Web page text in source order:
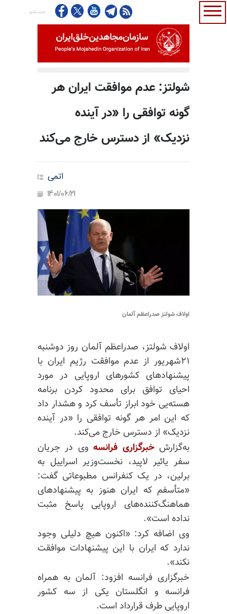
شولتز: عدم موافقت ایران هر
گونه توافقی را «در آینده
نزدیک» از دسترس خارج می‌کند
اتمی
1401/06/21
اولاف شولتز صدراعظم آلمان
اولاف شولتز، صدراعظم آلمان روز دوشنبه
۲۱شهریور از عدم موافقت رژیم ایران با
پیشنهادهای کشورهای اروپایی در مورد
احیای توافق برای محدود کردن برنامه
هسته‌یی خود ابراز تأسف کرد و هشدار داد
که این امر هر گونه توافقی را «در آینده
نزدیک» از دسترس خارج می‌کند.
به‌گزارشخبرگزاری فرانسهوی در جریان
سفر یائیر لاپید، نخست‌وزیر اسراییل به
برلین، در یک کنفرانس مطبوعاتی گفت:
«متأسفم که ایران هنوز به پیشنهادهای
هماهنگ‌کننده‌های اروپایی پاسخ مثبت
نداده است».
وی اضافه کرد: «اکنون هیچ دلیلی وجود
ندارد که ایران با این پیشنهادات موافقت
نکند».
خبرگزاری فرانسه افزود: آلمان به همراه
فرانسه و انگلستان یکی از سه کشور
اروپایی طرف قرارداد است.